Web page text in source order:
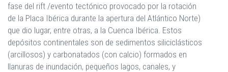
fase del rift /evento tectónico provocado por la rotación
de la Placa Ibérica durante la apertura del Atlántico Norte)
que dio lugar, entre otras, a la Cuenca Ibérica. Estos
depósitos continentales son de sedimentos siliciclásticos
(arcillosos) y carbonatados (con calcio) formados en
llanuras de inundación, pequeños lagos, canales, y